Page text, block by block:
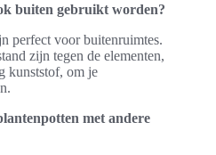
buiten gebruikt worden?
perfect voor buitenruimtes.
zijn tegen de elementen,
kunststof, om je
met andere